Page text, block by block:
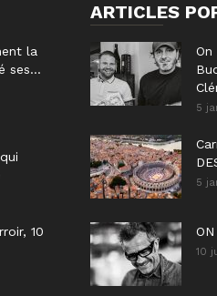
la
ses...
10
ARTICLES
On
5
5
10